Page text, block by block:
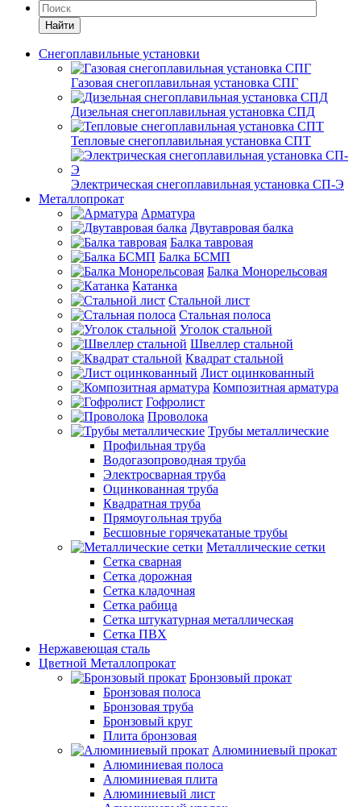
Найти
Снегоплавильные установки
Газовая снегоплавильная установка СПГ
Дизельная снегоплавильная установка СПД
Тепловые снегоплавильная установка СПТ
Электрическая снегоплавильная установка СП-Э
Металлопрокат
Арматура
Двутавровая балка
Балка тавровая
Балка БСМП
Балка Монорельсовая
Катанка
Стальной лист
Стальная полоса
Уголок стальной
Швеллер стальной
Квадрат стальной
Лист оцинкованный
Композитная арматура
Гофролист
Проволока
Трубы металлические
Профильная труба
Водогазопроводная труба
Электросварная труба
Оцинкованная труба
Квадратная труба
Прямоугольная труба
Бесшовные горячекатаные трубы
Металлические сетки
Сетка сварная
Сетка дорожная
Сетка кладочная
Сетка рабица
Сетка штукатурная металлическая
Сетка ПВХ
Нержавеющая сталь
Цветной Металлопрокат
Бронзовый прокат
Бронзовая полоса
Бронзовая труба
Бронзовый круг
Плита бронзовая
Алюминиевый прокат
Алюминиевая полоса
Алюминиевая плита
Алюминиевый лист